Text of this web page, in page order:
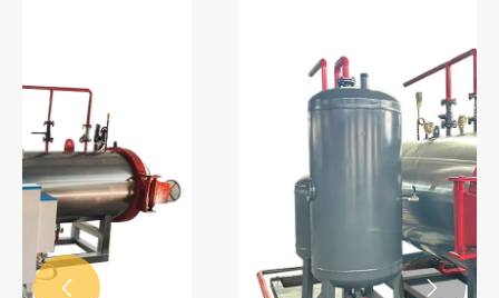
 